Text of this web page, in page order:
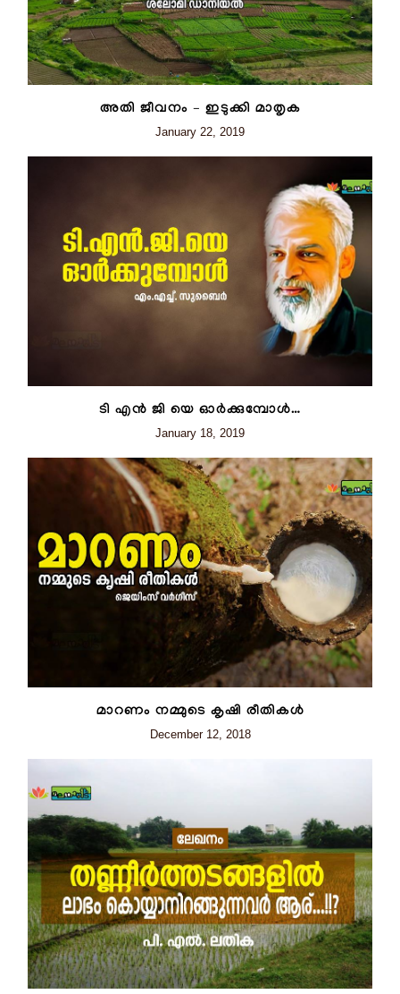
അതി ജീവനം – ഇടുക്കി മാതൃക
January 22, 2019
ടി എൻ ജി യെ ഓർക്കുമ്പോൾ…
January 18, 2019
മാറണം നമ്മുടെ കൃഷി രീതികൾ
December 12, 2018